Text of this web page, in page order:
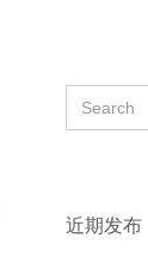
近期发布